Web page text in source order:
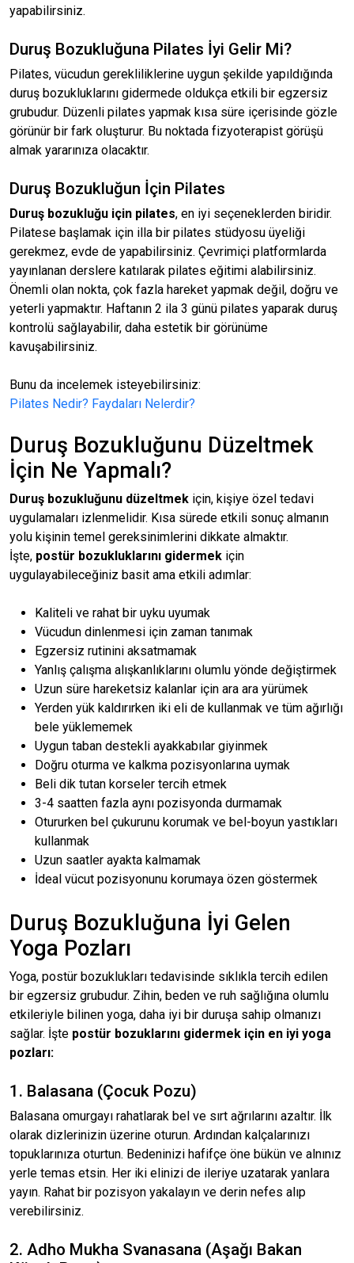
yapabilirsiniz.
Duruş Bozukluğuna Pilates İyi Gelir Mi?
Pilates, vücudun gerekliliklerine uygun şekilde yapıldığında
duruş bozukluklarını gidermede oldukça etkili bir egzersiz
grubudur. Düzenli pilates yapmak kısa süre içerisinde gözle
görünür bir fark oluşturur. Bu noktada fizyoterapist görüşü
almak yararınıza olacaktır.
Duruş Bozukluğun İçin Pilates
Duruş bozukluğu için pilates, en iyi seçeneklerden biridir.
Pilatese başlamak için illa bir pilates stüdyosu üyeliği
gerekmez, evde de yapabilirsiniz. Çevrimiçi platformlarda
yayınlanan derslere katılarak pilates eğitimi alabilirsiniz.
Önemli olan nokta, çok fazla hareket yapmak değil, doğru ve
yeterli yapmaktır. Haftanın 2 ila 3 günü pilates yaparak duruş
kontrolü sağlayabilir, daha estetik bir görünüme
kavuşabilirsiniz.
Bunu da incelemek isteyebilirsiniz:
Pilates Nedir? Faydaları Nelerdir?
Duruş Bozukluğunu Düzeltmek
İçin Ne Yapmalı?
Duruş bozukluğunu düzeltmek için, kişiye özel tedavi
uygulamaları izlenmelidir. Kısa sürede etkili sonuç almanın
yolu kişinin temel gereksinimlerini dikkate almaktır.
İşte, postür bozukluklarını gidermek için
uygulayabileceğiniz basit ama etkili adımlar:
Kaliteli ve rahat bir uyku uyumak
Vücudun dinlenmesi için zaman tanımak
Egzersiz rutinini aksatmamak
Yanlış çalışma alışkanlıklarını olumlu yönde değiştirmek
Uzun süre hareketsiz kalanlar için ara ara yürümek
Yerden yük kaldırırken iki eli de kullanmak ve tüm ağırlığı
bele yüklememek
Uygun taban destekli ayakkabılar giyinmek
Doğru oturma ve kalkma pozisyonlarına uymak
Beli dik tutan korseler tercih etmek
3-4 saatten fazla aynı pozisyonda durmamak
Otururken bel çukurunu korumak ve bel-boyun yastıkları
kullanmak
Uzun saatler ayakta kalmamak
İdeal vücut pozisyonunu korumaya özen göstermek
Duruş Bozukluğuna İyi Gelen
Yoga Pozları
Yoga, postür bozuklukları tedavisinde sıklıkla tercih edilen
bir egzersiz grubudur. Zihin, beden ve ruh sağlığına olumlu
etkileriyle bilinen yoga, daha iyi bir duruşa sahip olmanızı
sağlar. İşte postür bozuklarını gidermek için en iyi yoga
pozları:
1. Balasana (Çocuk Pozu)
Balasana omurgayı rahatlarak bel ve sırt ağrılarını azaltır. İlk
olarak dizlerinizin üzerine oturun. Ardından kalçalarınızı
topuklarınıza oturtun. Bedeninizi hafifçe öne bükün ve alnınız
yerle temas etsin. Her iki elinizi de ileriye uzatarak yanlara
yayın. Rahat bir pozisyon yakalayın ve derin nefes alıp
verebilirsiniz.
2. Adho Mukha Svanasana (Aşağı Bakan